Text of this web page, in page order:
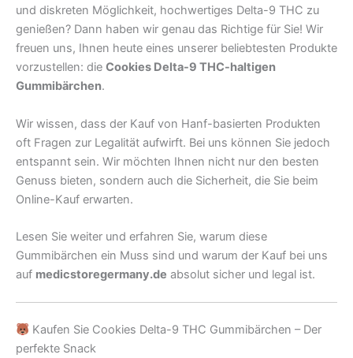
und diskreten Möglichkeit, hochwertiges Delta-9 THC zu
genießen? Dann haben wir genau das Richtige für Sie! Wir
freuen uns, Ihnen heute eines unserer beliebtesten Produkte
vorzustellen: die Cookies Delta-9 THC-haltigen
Gummibärchen.
Wir wissen, dass der Kauf von Hanf-basierten Produkten
oft Fragen zur Legalität aufwirft. Bei uns können Sie jedoch
entspannt sein. Wir möchten Ihnen nicht nur den besten
Genuss bieten, sondern auch die Sicherheit, die Sie beim
Online-Kauf erwarten.
Lesen Sie weiter und erfahren Sie, warum diese
Gummibärchen ein Muss sind und warum der Kauf bei uns
auf medicstoregermany.de absolut sicher und legal ist.
Kaufen Sie Cookies Delta-9 THC Gummibärchen – Der
perfekte Snack